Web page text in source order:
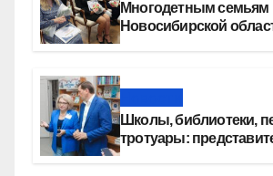
Многодетным семьям
Новосибирской
Школы, библиотеки,
тротуары: